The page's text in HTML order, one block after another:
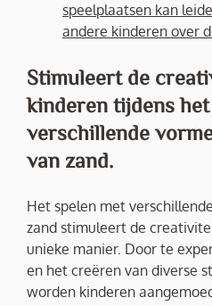
speelplaatsen kan
andere kinderen over
Stimuleert de
kinderen tijdens
verschillende
van zand.
Het spelen met
zand stimuleert de
unieke manier. Door te
en het creëren van diverse
worden kinderen